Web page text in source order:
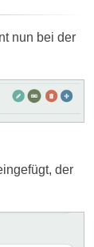
nun bei der
der